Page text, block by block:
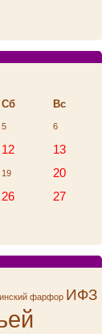
Сб Вс
5 6
12 13
19 20
26
27
фарфор ИФЗ